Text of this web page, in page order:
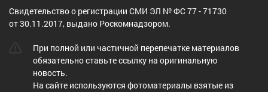
Cвидетельство о регистрации СМИ ЭЛ № ФС 77 - 71730
от 30.11.2017, выдано Роскомнадзором.
При полной или частичной перепечатке материалов
обязательно ставьте ссылку на оригинальную
новость.
На сайте используются фотоматериалы взятые из